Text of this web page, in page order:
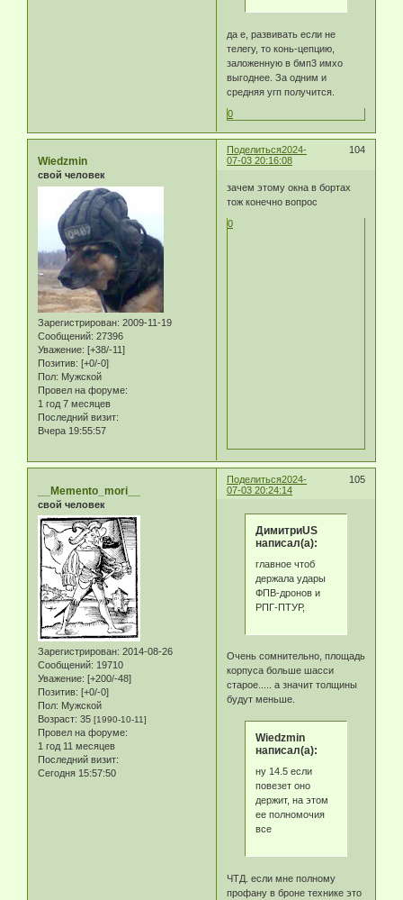
да е, развивать если не
телегу, то конь-цепцию,
заложенную в бмп3 имхо
выгоднее. За одним и
средняя угп получится.
0
Поделиться 104
2024-
07-03 20:16:08
Wiedzmin
свой человек
Зарегистрирован: 2009-11-19
Сообщений: 27396
Уважение: [+38/-11]
Позитив: [+0/-0]
Пол: Мужской
Провел на форуме:
1 год 7 месяцев
Последний визит:
Вчера 19:55:57
зачем этому окна в бортах
тож конечно вопрос
0
Поделиться 105
2024-
07-03 20:24:14
__Memento_mori__
свой человек
Зарегистрирован: 2014-08-26
Сообщений: 19710
Уважение: [+200/-48]
Позитив: [+0/-0]
Пол: Мужской
Возраст: 35 [1990-10-11]
Провел на форуме:
1 год 11 месяцев
Последний визит:
Сегодня 15:57:50
ДимитриUS
написал(а):
главное чтоб
держала удары
ФПВ-дронов и
РПГ-ПТУР,
Очень сомнительно, площадь
корпуса больше шасси
старое..... а значит толщины
будут меньше.
Wiedzmin
написал(а):
ну 14.5 если
повезет оно
держит, на этом
ее полномочия
все
ЧТД. если мне полному
профану в броне технике это